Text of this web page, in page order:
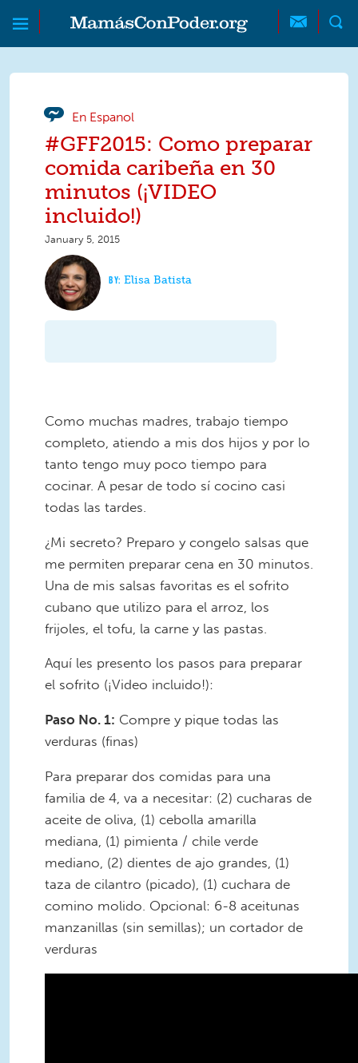
Skip to main content
Skip to main content
MamásConPoder
En Espanol
#GFF2015: Como preparar
comida caribeña en 30
minutos (¡VIDEO
incluido!)
January 5, 2015
Elisa Batista
Como muchas madres, trabajo tiempo
completo, atiendo a mis dos hijos y por lo
tanto tengo muy poco tiempo para
cocinar. A pesar de todo sí cocino casi
todas las tardes.
¿Mi secreto? Preparo y congelo salsas que
me permiten preparar cena en 30 minutos.
Una de mis salsas favoritas es el sofrito
cubano que utilizo para el arroz, los
frijoles, el tofu, la carne y las pastas.
Aquí les presento los pasos para preparar
el sofrito (¡Video incluido!):
Paso No. 1: Compre y pique todas las
verduras (finas)
Para preparar dos comidas para una
familia de 4, va a necesitar: (2) cucharas de
aceite de oliva, (1) cebolla amarilla
mediana, (1) pimienta / chile verde
mediano, (2) dientes de ajo grandes, (1)
taza de cilantro (picado), (1) cuchara de
comino molido. Opcional: 6-8 aceitunas
manzanillas (sin semillas); un cortador de
verduras